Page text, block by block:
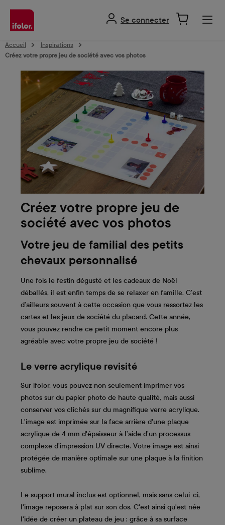
principal
Se connecter
Accueil
Inspirations
Créez votre propre jeu de société avec vos photos
Créez votre propre jeu de
société avec vos photos
Votre jeu de familial des petits
chevaux personnalisé
Une fois le festin dégusté et les cadeaux de Noël
déballés, il est enfin temps de se relaxer en famille. C’est
d’ailleurs souvent à cette occasion que vous ressortez les
cartes et les jeux de société du placard. Cette année,
vous pouvez rendre ce petit moment encore plus
agréable avec votre propre jeu de société !
Le verre acrylique revisité
Sur ifolor, vous pouvez non seulement imprimer vos
photos sur du papier photo de haute qualité, mais aussi
conserver vos clichés sur du magnifique verre acrylique.
L'image est imprimée sur la face arrière d'une plaque
acrylique de 4 mm d'épaisseur à l’aide d’un processus
complexe d’impression UV directe. Votre image est ainsi
protégée de manière optimale sur une plaque à la finition
sublime.
Le support mural inclus est optionnel, mais sans celui-ci,
l'image reposera à plat sur son dos. C'est ainsi qu'est née
l'idée de créer un plateau de jeu : grâce à sa surface